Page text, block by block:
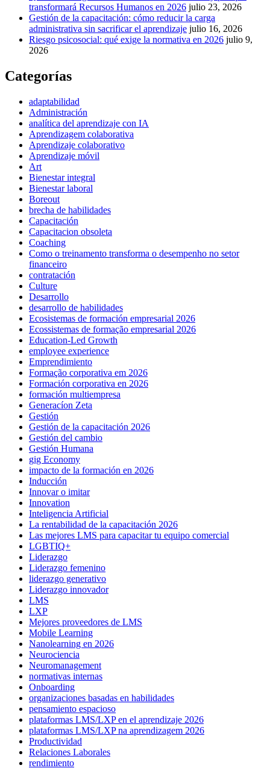
transformará Recursos Humanos en 2026 julio 23, 2026
Gestión de la capacitación: cómo reducir la carga
administrativa sin sacrificar el aprendizaje julio 16, 2026
Riesgo psicosocial: qué exige la normativa en 2026 julio 9,
2026
Categorías
adaptabilidad
Administración
analítica del aprendizaje con IA
Aprendizagem colaborativa
Aprendizaje colaborativo
Aprendizaje móvil
Art
Bienestar integral
Bienestar laboral
Boreout
brecha de habilidades
Capacitación
Capacitacion obsoleta
Coaching
Como o treinamento transforma o desempenho no setor
financeiro
contratación
Culture
Desarrollo
desarrollo de habilidades
Ecosistemas de formación empresarial 2026
Ecossistemas de formação empresarial 2026
Education-Led Growth
employee experience
Emprendimiento
Formação corporativa em 2026
Formación corporativa en 2026
formación multiempresa
Generacíon Zeta
Gestión
Gestión de la capacitación 2026
Gestión del cambio
Gestión Humana
gig Economy
impacto de la formación en 2026
Inducción
Innovar o imitar
Innovation
Inteligencia Artificial
La rentabilidad de la capacitación 2026
Las mejores LMS para capacitar tu equipo comercial
LGBTIQ+
Liderazgo
Liderazgo femenino
liderazgo generativo
Liderazgo innovador
LMS
LXP
Mejores proveedores de LMS
Mobile Learning
Nanolearning en 2026
Neurociencia
Neuromanagement
normativas internas
Onboarding
organizaciones basadas en habilidades
pensamiento espacioso
plataformas LMS/LXP en el aprendizaje 2026
plataformas LMS/LXP na aprendizagem 2026
Productividad
Relaciones Laborales
rendimiento